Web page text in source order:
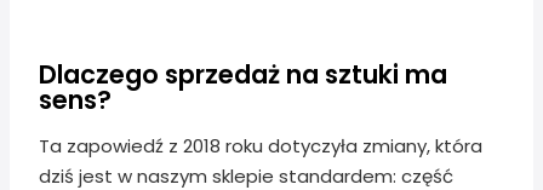
Dlaczego sprzedaż na sztuki ma
sens?
Ta zapowiedź z 2018 roku dotyczyła zmiany, która
dziś jest w naszym sklepie standardem: część